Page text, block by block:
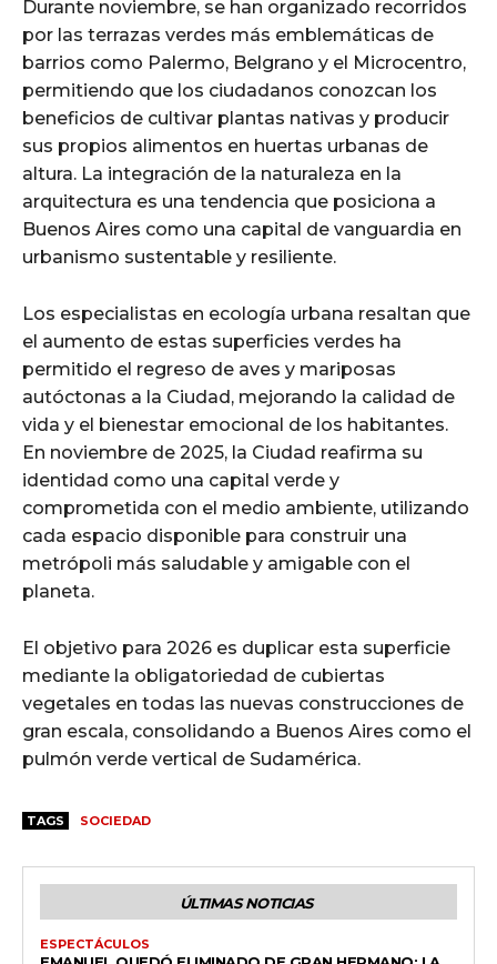
Durante noviembre, se han organizado recorridos
por las terrazas verdes más emblemáticas de
barrios como Palermo, Belgrano y el Microcentro,
permitiendo que los ciudadanos conozcan los
beneficios de cultivar plantas nativas y producir
sus propios alimentos en huertas urbanas de
altura. La integración de la naturaleza en la
arquitectura es una tendencia que posiciona a
Buenos Aires como una capital de vanguardia en
urbanismo sustentable y resiliente.
Los especialistas en ecología urbana resaltan que
el aumento de estas superficies verdes ha
permitido el regreso de aves y mariposas
autóctonas a la Ciudad, mejorando la calidad de
vida y el bienestar emocional de los habitantes.
En noviembre de 2025, la Ciudad reafirma su
identidad como una capital verde y
comprometida con el medio ambiente, utilizando
cada espacio disponible para construir una
metrópoli más saludable y amigable con el
planeta.
El objetivo para 2026 es duplicar esta superficie
mediante la obligatoriedad de cubiertas
vegetales en todas las nuevas construcciones de
gran escala, consolidando a Buenos Aires como el
pulmón verde vertical de Sudamérica.
TAGS SOCIEDAD
ÚLTIMAS NOTICIAS
ESPECTÁCULOS